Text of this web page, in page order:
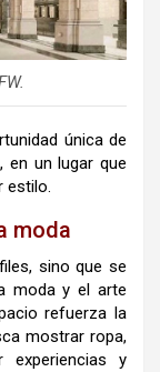
única de
en un lugar que
estilo.
moda
sino que se
moda y el arte
refuerza la
mostrar ropa,
experiencias y